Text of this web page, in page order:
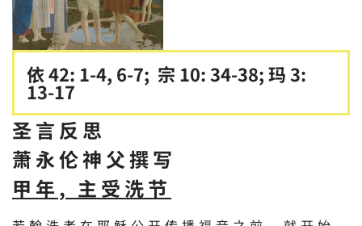
依 42: 1-4, 6-7; 宗 10: 34-38; 玛 3:
13-17
圣言反思
萧永伦神父撰写
甲年, 主受洗节